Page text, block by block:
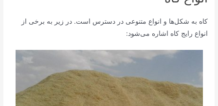
کاه به شکل‌ها و انواع متنوعی در دسترس است. در زیر به برخی از
انواع رایج کاه اشاره می‌شود: